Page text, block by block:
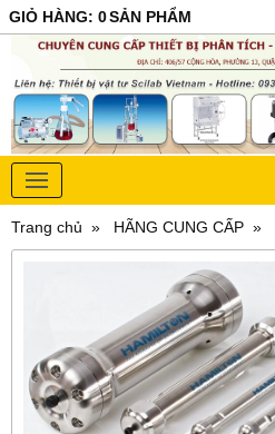
GIỎ HÀNG: 0SẢN PHẨM
Trang chủ HÃNG CUNG CẤP